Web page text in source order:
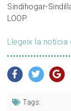
Sindihogar-
LOOP.
Llegeix la
Tags: